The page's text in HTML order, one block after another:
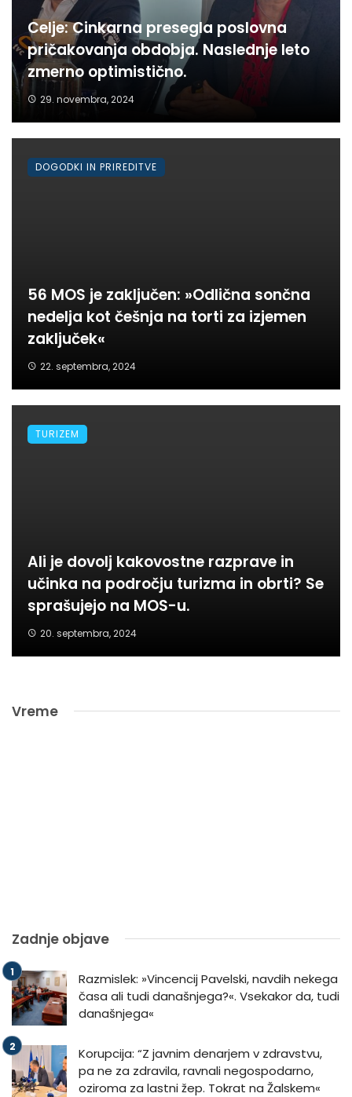
Celje: Cinkarna presegla poslovna
pričakovanja obdobja. Naslednje leto
zmerno optimistično.
29. novembra, 2024
56 MOS je zaključen: »Odlična sončna
nedelja kot češnja na torti za izjemen
zaključek«
22. septembra, 2024
DOGODKI IN PRIREDITVE
Ali je dovolj kakovostne razprave in
učinka na področju turizma in obrti? Se
sprašujejo na MOS-u.
20. septembra, 2024
TURIZEM
Vreme
Zadnje objave
Razmislek: »Vincencij Pavelski, navdih nekega
časa ali tudi današnjega?«. Vsekakor da, tudi
današnjega«
Korupcija: “Z javnim denarjem v zdravstvu,
pa ne za zdravila, ravnali negospodarno,
oziroma za lastni žep. Tokrat na Žalskem«